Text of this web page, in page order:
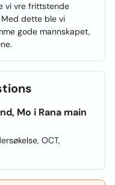
vi vre frittstende
dette ble vi
gode mannskapet,
Mo i Rana main
OCT,